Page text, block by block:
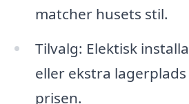
matcher husets stil.
Tilvalg: Elektisk
eller ekstra
prisen.